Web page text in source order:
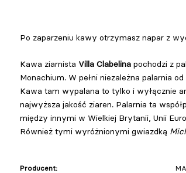
Po zaparzeniu kawy otrzymasz napar z
Kawa ziarnista Villa Clabelina pochodzi z
Monachium. W pełni niezależna palarnia
Kawa tam wypalana to tylko i wyłącznie
najwyższa jakość ziaren. Palarnia ta
między innymi w Wielkiej Brytanii, Unii
Również tymi wyróżnionymi gwiazdką
Producent: